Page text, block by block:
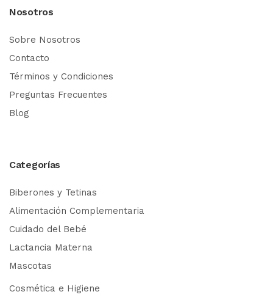
Nosotros
Sobre Nosotros
Contacto
Términos y Condiciones
Preguntas Frecuentes
Blog
Categorías
Biberones y Tetinas
Alimentación Complementaria
Cuidado del Bebé
Lactancia Materna
Mascotas
Cosmética e Higiene